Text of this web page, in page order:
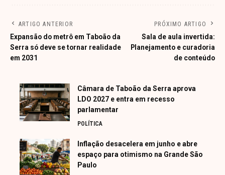
ARTIGO ANTERIOR
Expansão do metrô em Taboão da
Serra só deve se tornar realidade
em 2031
PRÓXIMO ARTIGO
Sala de aula invertida:
Planejamento e curadoria
de conteúdo
Câmara de Taboão da Serra aprova
LDO 2027 e entra em recesso
parlamentar
POLÍTICA
Inflação desacelera em junho e abre
espaço para otimismo na Grande São
Paulo